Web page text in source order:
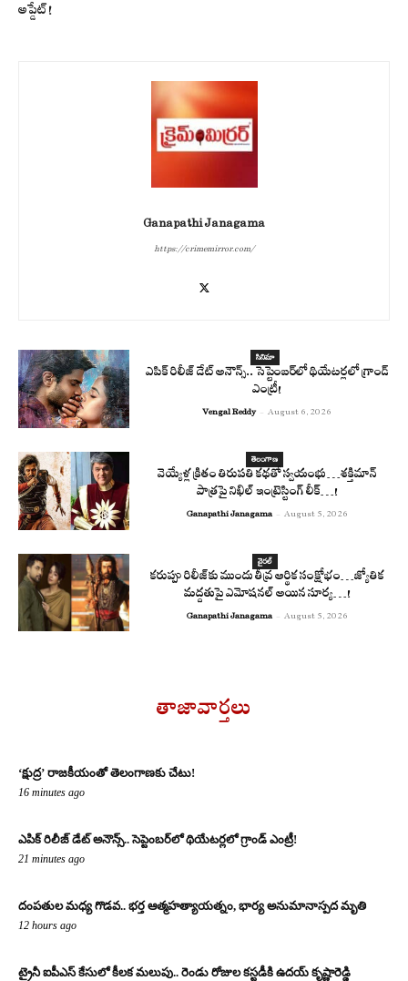
అప్డేట్!
Ganapathi Janagama
https://crimemirror.com/
సినిమా
ఎపిక్ రిలీజ్ డేట్ అనౌన్స్.. సెప్టెంబర్‌లో థియేటర్లలో గ్రాండ్
ఎంట్రీ!
Vengal Reddy - August 6, 2026
తెలంగాణ
వెయ్యేళ్ల క్రితం తిరుపతి కథతో స్వయంభు…శక్తిమాన్
పాత్రపై నిఖిల్ ఇంట్రెస్టింగ్ లీక్…!
Ganapathi Janagama - August 5, 2026
వైరల్
కరుప్పు రిలీజ్‌కు ముందు తీవ్ర ఆర్థిక సంక్షోభం…జ్యోతిక
మద్దతుపై ఎమోషనల్ అయిన సూర్య…!
Ganapathi Janagama - August 5, 2026
తాజావార్తలు
‘క్షుద్ర’ రాజకీయంతో తెలంగాణకు చేటు!
16 minutes ago
ఎపిక్ రిలీజ్ డేట్ అనౌన్స్.. సెప్టెంబర్‌లో థియేటర్లలో గ్రాండ్ ఎంట్రీ!
21 minutes ago
దంపతుల మధ్య గొడవ.. భర్త ఆత్మహత్యాయత్నం, భార్య అనుమానాస్పద మృతి
12 hours ago
ట్రైనీ ఐపీఎస్ కేసులో కీలక మలుపు.. రెండు రోజుల కస్టడీకి ఉదయ్ కృష్ణారెడ్డి